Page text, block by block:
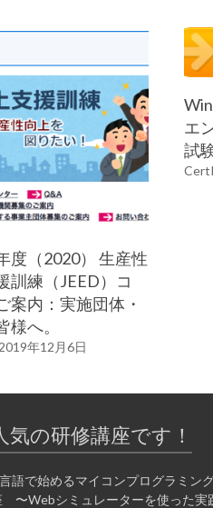
度（2020） 生産性
訓練（JEED）コ
案内：実施団体・
様へ。
2019年12月6日
エ
試
気の研修講座です！
語で始めるマイコンプログラミン
〜Webシミュレーターを使った実